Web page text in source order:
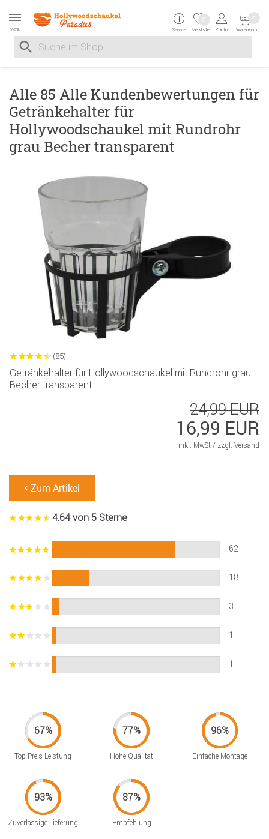
Menü
Suche nach
Suche im Shop, nach der Eingabe von 3 Buchstaben
Service Merkliste
0
Konto Warenkorb
0
Alle 85 Alle Kundenbewertungen für
Getränkehalter für
Hollywoodschaukel mit Rundrohr
grau Becher transparent
(85)
Getränkehalter für Hollywoodschaukel mit Rundrohr grau
Becher transparent
24,99 EUR
16,99 EUR
inkl. MwSt / zzgl. Versand
Zum Artikel
4.64 von 5 Sterne
62
18
3
1
1
Top Preis-Leistung Hohe Qualität Einfache Montage
Zuverlässige Lieferung Empfehlung